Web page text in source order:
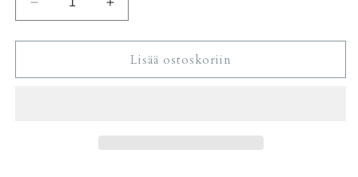
Vähennä
tuotteen
Rooster
Scissors
Lisää
tuotteen
Rooster
Embroidery
Scissors
Lisää ostoskoriin